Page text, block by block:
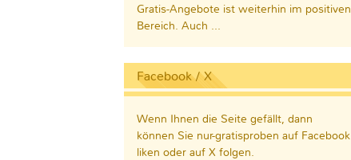
Gratis-Angebote ist weiterhin im positiven
Bereich. Auch ...
Facebook / X
Wenn Ihnen die Seite gefällt, dann
können Sie nur-gratisproben auf Facebook
liken oder auf X folgen.